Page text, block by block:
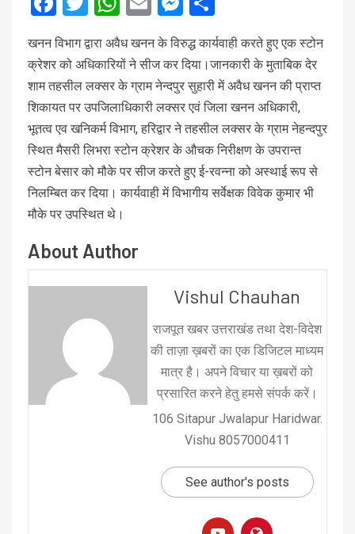
खनन विभाग द्वारा अवैध खनन के विरुद्ध कार्यवाही करते हुए एक स्टोन
क्रेशर को अधिकारियों ने सीज कर दिया।जानकारी के मुताबिक देर
शाम तहसील लक्सर के ग्राम नेन्दपुर सुहारी में अवैध खनन की प्राप्त
शिकायत पर उपजिलाधिकारी लक्सर एवं जिला खनन अधिकारी,
भूतत्व एव खनिकर्म विभाग, हरिद्वार ने तहसील लक्सर के ग्राम नेहन्दपुर
स्थित मैसरी लिभरा स्टोन क्रेशर के औचक निरीक्षण के उपरान्त
स्टोन बेसार को मौके पर सीज करते हुए ई-रवन्ना को अस्थाई रूप से
निलम्बित कर दिया। कार्यवाही में विभागीय सर्वेक्षक विवेक कुमार भी
मौके पर उपस्थित थे।
About Author
Vishul Chauhan
राजपूत खबर उत्तराखंड तथा देश-विदेश
की ताज़ा ख़बरों का एक डिजिटल माध्यम
मात्र है। अपने विचार या ख़बरों को
प्रसारित करने हेतु हमसे संपर्क करें।
106 Sitapur Jwalapur Haridwar.
Vishu 8057000411
See author's posts